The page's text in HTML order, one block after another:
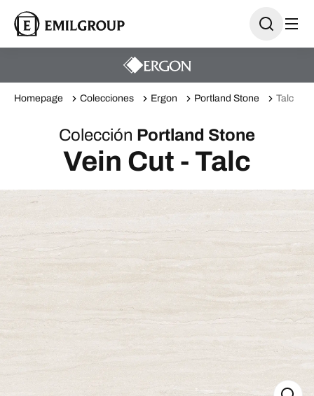
Homepage Colecciones Ergon Portland Stone Talc
Colección Portland Stone
Vein Cut - Talc